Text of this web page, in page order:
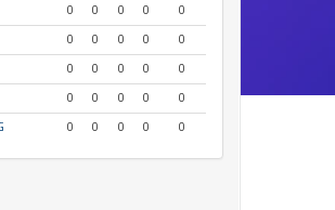
0 0 0 0
0
0 0 0 0
0
0 0 0 0
0
0 0 0 0
0
0 0 0 0 0